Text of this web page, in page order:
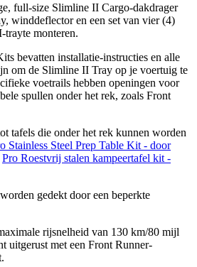
full-size Slimline II Cargo-dakdrager
winddeflector en een set van vier (4)
monteren.
bevatten installatie-instructies en alle
om de Slimline II Tray op je voertuig te
voetrails hebben openingen voor
spullen onder het rek, zoals Front
tafels die onder het rek kunnen worden
Stainless Steel Prep Table Kit - door
Pro Roestvrij stalen kampeertafel kit -
gedekt door een beperkte
rijsnelheid van 130 km/80 mijl
uitgerust met een Front Runner-